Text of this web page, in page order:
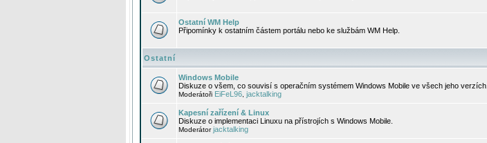
Ostatní WM Help
Připomínky k ostatním částem portálu nebo ke službám WM Help.
Ostatní
Windows Mobile
Diskuze o všem, co souvisí s operačním systémem Windows Mobile ve všech jeho verzích.
Moderátoři EiFeL96 jacktalking
Kapesní zařízení & Linux
Diskuze o implementaci Linuxu na přístrojích s Windows Mobile.
Moderátorjacktalking